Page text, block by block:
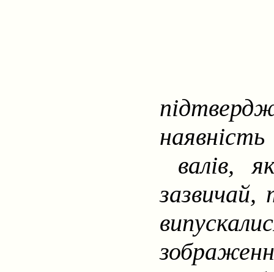
наявність
валів,
зазвичай,